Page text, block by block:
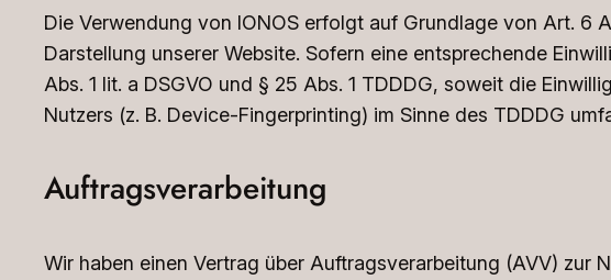
Die Verwendung von IONOS erfolgt auf Grundlage von Art. 6
Darstellung unserer Website. Sofern eine entsprechende
Abs. 1 lit. a DSGVO und § 25 Abs. 1 TDDDG, soweit die
Nutzers (z. B. Device-Fingerprinting) im Sinne des TDDDG
Auftragsverarbeitung
Wir haben einen Vertrag über Auftragsverarbeitung (AVV) zur